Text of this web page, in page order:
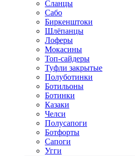
Сланцы
Сабо
Биркенштоки
Шлёпанцы
Лоферы
Мокасины
Топ-сайдеры
Туфли закрытые
Полуботинки
Ботильоны
Ботинки
Казаки
Челси
Полусапоги
Ботфорты
Сапоги
Угги